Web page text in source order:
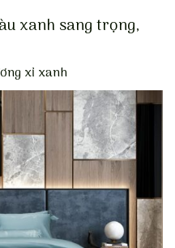
xanh sang trọng,
xỉ xanh